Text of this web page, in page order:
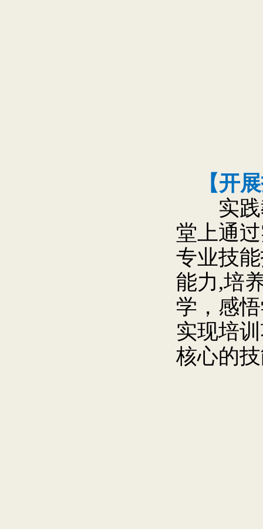
【开
实践教
堂上通
专业技
能力,培
学，感
实现培
核心的